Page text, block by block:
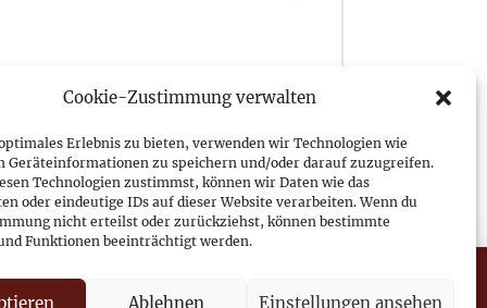
Cookie-Zustimmung verwalten
Erlebnis zu bieten, verwenden wir Technologien wie
Geräteinformationen zu speichern und/oder darauf zuzugreifen.
Technologien zustimmst, können wir Daten wie das
oder eindeutige IDs auf dieser Website verarbeiten. Wenn du
nicht erteilst oder zurückziehst, können bestimmte
Funktionen beeinträchtigt werden.
Ablehnen Einstellungen ansehen